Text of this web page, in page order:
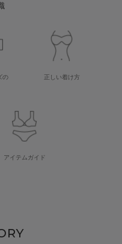
の
正しい着け方
アイテムガイド